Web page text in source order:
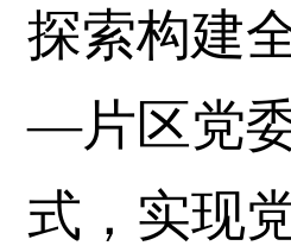
探索构建
—片区党
式，实现